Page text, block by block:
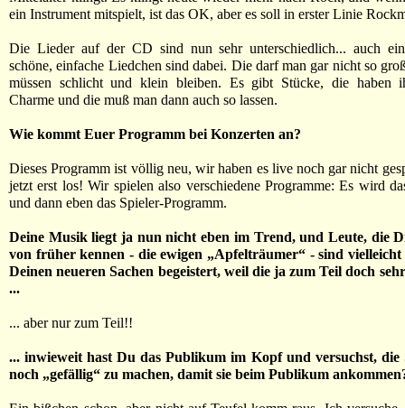
ein Instrument mitspielt, ist das OK, aber es soll in erster Linie
Die Lieder auf der CD sind nun sehr unterschiedlich... auch
schöne, einfache Liedchen sind dabei. Die darf man gar nicht so
müssen schlicht und klein bleiben. Es gibt Stücke, die haben
Charme und die muß man dann auch so lassen.
Wie kommt Euer Programm bei Konzerten an?
Dieses Programm ist völlig neu, wir haben es live noch gar nicht
jetzt erst los! Wir spielen also verschiedene Programme: Es wird
und dann eben das Spieler-Programm.
Deine Musik liegt ja nun nicht eben im Trend, und Leute, die
von früher kennen - die ewigen „Apfelträumer“ - sind vielleicht
Deinen neueren Sachen begeistert, weil die ja zum Teil doch
...
... aber nur zum Teil!!
... inwieweit hast Du das Publikum im Kopf und versuchst, die
noch „gefällig“ zu machen, damit sie beim Publikum